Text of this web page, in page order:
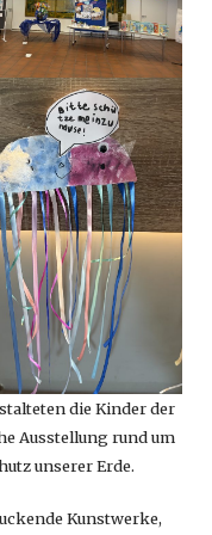
die Kinder der
Ausstellung rund um
unserer Erde.
Kunstwerke,